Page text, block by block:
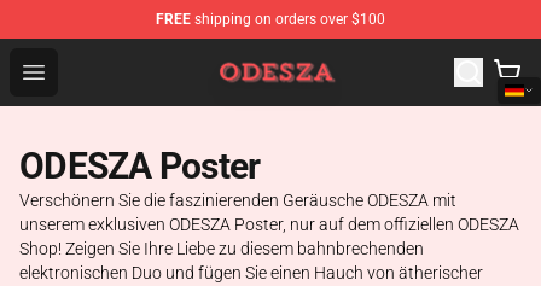
FREE shipping on orders over $100
Open menu
ODESZA Shop - Official ODESZA Merchandise Store
ODESZA Poster
Verschönern Sie die faszinierenden Geräusche ODESZA mit
unserem exklusiven ODESZA Poster, nur auf dem offiziellen ODESZA
Shop! Zeigen Sie Ihre Liebe zu diesem bahnbrechenden
elektronischen Duo und fügen Sie einen Hauch von ätherischer